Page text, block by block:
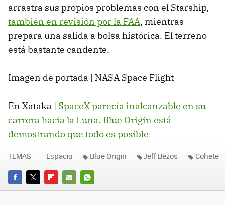
arrastra sus propios problemas con el Starship,
también en revisión por la FAA, mientras
prepara una salida a bolsa histórica. El terreno
está bastante candente.
Imagen de portada | NASA Space Flight
En Xataka | SpaceX parecía inalcanzable en su
carrera hacia la Luna. Blue Origin está
demostrando que todo es posible
FACEBOOK
TWITTERFLIPBOARD
E-
WHATSAPP
TEMAS Espacio Blue Origin Jeff Bezos Cohete